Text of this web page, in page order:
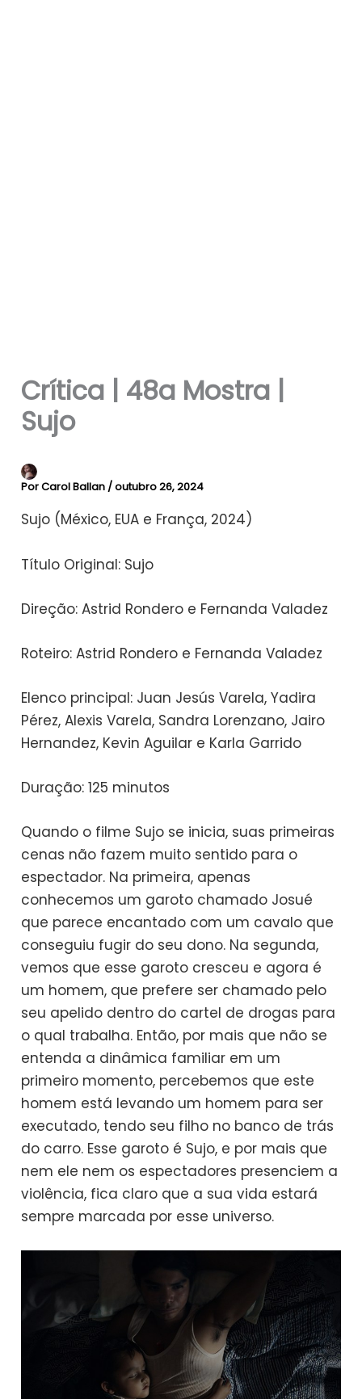
Crítica | 48a Mostra |
Sujo
PorCarol Ballan /outubro 26, 2024
Sujo (México, EUA e França, 2024)
Título Original: Sujo
Direção: Astrid Rondero e Fernanda Valadez
Roteiro: Astrid Rondero e Fernanda Valadez
Elenco principal: Juan Jesús Varela, Yadira
Pérez, Alexis Varela, Sandra Lorenzano, Jairo
Hernandez, Kevin Aguilar e Karla Garrido
Duração: 125 minutos
Quando o filme Sujo se inicia, suas primeiras
cenas não fazem muito sentido para o
espectador. Na primeira, apenas
conhecemos um garoto chamado Josué
que parece encantado com um cavalo que
conseguiu fugir do seu dono. Na segunda,
vemos que esse garoto cresceu e agora é
um homem, que prefere ser chamado pelo
seu apelido dentro do cartel de drogas para
o qual trabalha. Então, por mais que não se
entenda a dinâmica familiar em um
primeiro momento, percebemos que este
homem está levando um homem para ser
executado, tendo seu filho no banco de trás
do carro. Esse garoto é Sujo, e por mais que
nem ele nem os espectadores presenciem a
violência, fica claro que a sua vida estará
sempre marcada por esse universo.